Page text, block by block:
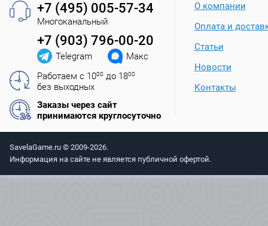
+7 (495) 005-57-34
Многоканальный
+7 (903) 796-00-20
Telegram
Макс
Работаем с 1000 до 1800
без выходных
Заказы через сайт
принимаются круглосуточно
О компании
Оплата и
Статьи
Новости
Контакты
SavelaGame.ru © 2009-2026.
Информация на сайте не является публичной офертой.